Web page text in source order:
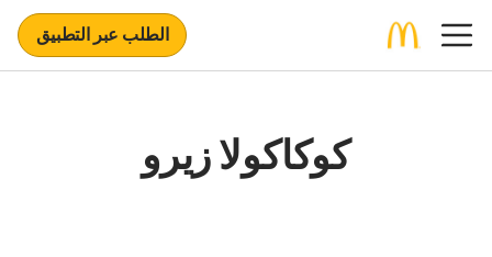
الطلب عبر التطبيق
كوكاكولا زيرو